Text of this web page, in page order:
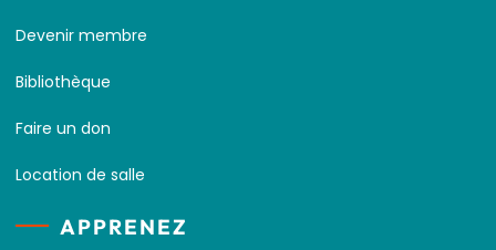
Devenir membre
Bibliothèque
Faire un don
Location de salle
APPRENEZ